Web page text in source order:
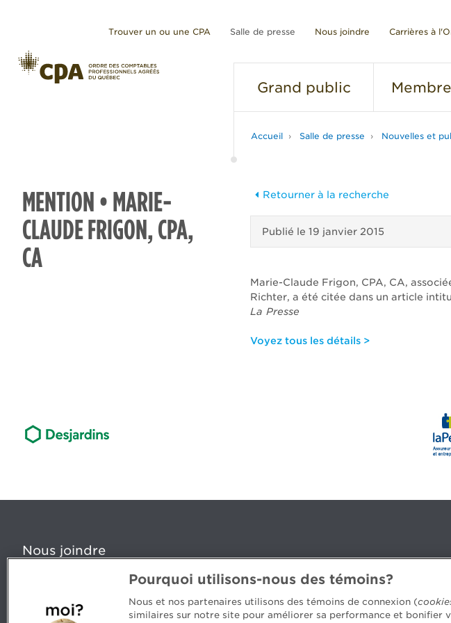
Trouver un ou une CPA Salle de presse Nous joindre Carrières à
Grand public
Accueil Salle de presse Nouvelles et
MENTION • MARIE-
CLAUDE FRIGON, CPA,
CA
Retourner à la recherche
Publié le 19 janvier 2015
Marie-Claude Frigon, CPA, CA,
Richter, a été citée dans un article
La Presse
Voyez tous les détails >
Nous joindre
5, Place Ville Marie, bureau 800, Montréal (Québec) H3B 2G2
Pourquoi utilisons-nous des témoins?
Nous et nos partenaires utilisons des témoins de connexion (
similaires sur notre site pour améliorer sa performance et bonifier